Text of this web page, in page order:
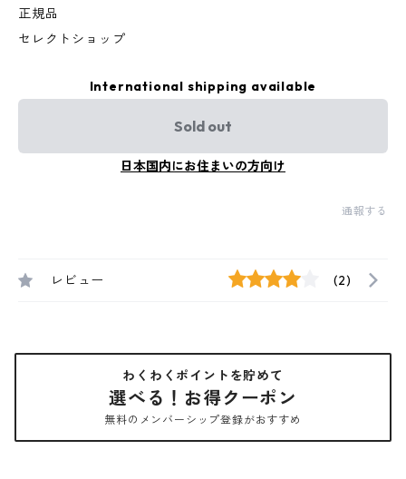
正規品
セレクトショップ
International shipping available
Sold out
日本国内にお住まいの方向け
通報する
レビュー (2)
わくわくポイントを貯めて
選べる！お得クーポン
無料のメンバーシップ登録がおすすめ